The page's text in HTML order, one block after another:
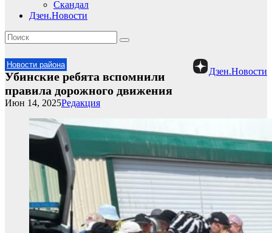
Скандал
Дзен.Новости
Новости района
Дзен.Новости
Убинские ребята вспомнили
правила дорожного движения
Редакция
Июн 14, 2025